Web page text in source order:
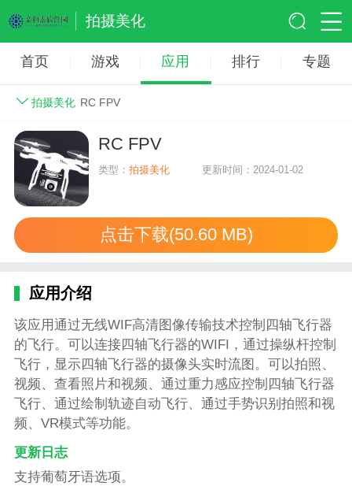
拍摄美化
首页 游戏 应用 排行 专题
拍摄美化 RC FPV
RC FPV
类型：拍摄美化 更新时间：2024-01-02
点击下载(50.60 MB)
应用介绍
该应用通过无线WIF高清图像传输技术控制四轴飞行器
的飞行。可以连接四轴飞行器的WIFI，通过操纵杆控制
飞行，显示四轴飞行器的摄像头实时流图。可以拍照、
视频、查看照片和视频、通过重力感应控制四轴飞行器
飞行、通过绘制轨迹自动飞行、通过手势识别拍照和视
频、VR模式等功能。
更新日志
支持葡萄牙语选项。